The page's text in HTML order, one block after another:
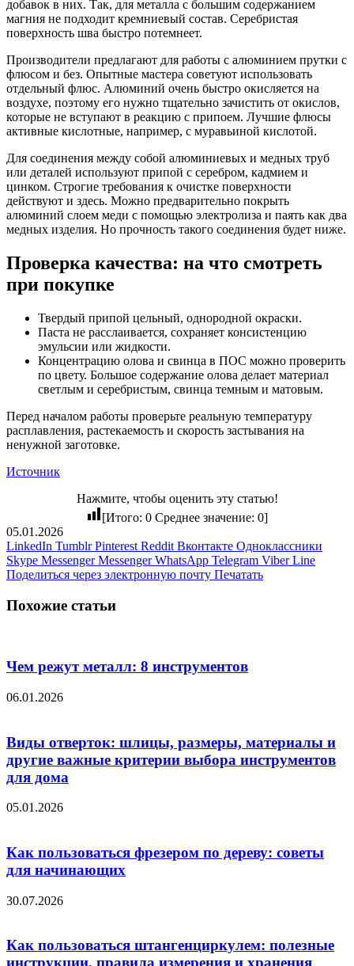
добавок в них. Так, для металла с большим содержанием
магния не подходит кремниевый состав. Серебристая
поверхность шва быстро потемнеет.
Производители предлагают для работы с алюминием прутки с
флюсом и без. Опытные мастера советуют использовать
отдельный флюс. Алюминий очень быстро окисляется на
воздухе, поэтому его нужно тщательно зачистить от окислов,
которые не вступают в реакцию с припоем. Лучшие флюсы
активные кислотные, например, с муравьиной кислотой.
Для соединения между собой алюминиевых и медных труб
или деталей используют припой с серебром, кадмием и
цинком. Строгие требования к очистке поверхности
действуют и здесь. Можно предварительно покрыть
алюминий слоем меди с помощью электролиза и паять как два
медных изделия. Но прочность такого соединения будет ниже.
Проверка качества: на что смотреть
при покупке
Твердый припой цельный, однородной окраски.
Паста не расслаивается, сохраняет консистенцию
эмульсии или жидкости.
Концентрацию олова и свинца в ПОС можно проверить
по цвету. Большое содержание олова делает материал
светлым и серебристым, свинца темным и матовым.
Перед началом работы проверьте реальную температуру
расплавления, растекаемость и скорость застывания на
ненужной заготовке.
Источник
Нажмите, чтобы оценить эту статью!
[Итого: 0 Среднее значение: 0]
05.01.2026
LinkedIn Tumblr Pinterest Reddit Вконтакте Одноклассники
Skype Messenger Messenger WhatsApp Telegram Viber Line
Поделиться через электронную почту Печатать
Похожие статьи
Чем режут металл: 8 инструментов
06.01.2026
Виды отверток: шлицы, размеры, материалы и
другие важные критерии выбора инструментов
для дома
05.01.2026
Как пользоваться фрезером по дереву: советы
для начинающих
30.07.2026
Как пользоваться штангенциркулем: полезные